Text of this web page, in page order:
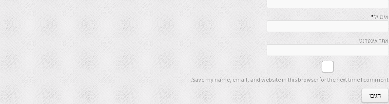
אימייל*
אתר אינטרנט
Save my name, email, and website in this browser for the next time I comment.